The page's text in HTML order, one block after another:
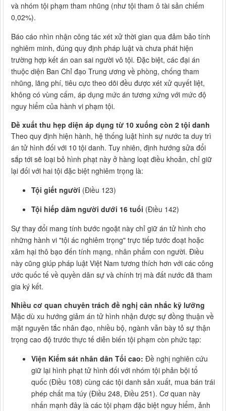
và nhóm tội phạm tham nhũng (như tội tham ô tài sản chiếm
0,02%).
Báo cáo nhìn nhận công tác xét xử thời gian qua đảm bảo tính
nghiêm minh, đúng quy định pháp luật và chưa phát hiện
trường hợp kết án oan sai người vô tội. Đặc biệt, các đại án
thuộc diện Ban Chỉ đạo Trung ương về phòng, chống tham
nhũng, lãng phí, tiêu cực theo dõi đều được xét xử quyết liệt,
không có vùng cấm, áp dụng mức án tương xứng với mức độ
nguy hiểm của hành vi phạm tội.
Đề xuất thu hẹp diện áp dụng từ 10 xuống còn 2 tội danh
Theo quy định hiện hành, hệ thống luật hình sự nước ta duy trì
án tử hình đối với 10 tội danh. Tuy nhiên, định hướng sửa đổi
sắp tới sẽ loại bỏ hình phạt này ở hàng loạt điều khoản, chỉ giữ
lại đối với hai tội đặc biệt nghiêm trọng là:
Tội giết người (Điều 123)
Tội hiếp dâm người dưới 16 tuổi (Điều 142)
Sự thay đổi mang tính bước ngoặt này chỉ giữ án tử hình cho
những hành vi "tội ác nghiêm trọng" trực tiếp tước đoạt hoặc
xâm hại thô bạo đến tính mạng, nhân phẩm con người. Điều
này cũng giúp pháp luật Việt Nam tương thích hơn với các công
ước quốc tế về quyền dân sự và chính trị mà đất nước đã tham
gia ký kết.
Nhiều cơ quan chuyên trách đề nghị cân nhắc kỹ lưỡng
Mặc dù xu hướng giảm án tử hình nhận được sự đồng thuận về
mặt nguyên tắc nhân đạo, nhiều bộ, ngành vẫn bày tỏ sự thận
trọng cao độ trước thực tế diễn biến tội phạm còn phức tạp:
Viện Kiểm sát nhân dân Tối cao: Đề nghị nghiên cứu
giữ lại hình phạt tử hình đối với nhóm tội phản bội tổ
quốc (Điều 108) cùng các tội danh sản xuất, mua bán trái
phép chất ma túy (Điều 248, Điều 251). Cơ quan này
nhấn mạnh đây là các tội phạm đặc biệt nguy hiểm, ảnh